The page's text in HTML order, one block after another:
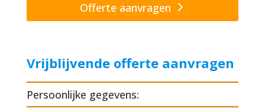
Offerte aanvragen
Vrijblijvende offerte aanvragen
Persoonlijke gegevens: